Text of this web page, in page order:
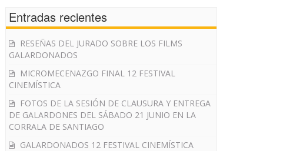
Entradas recientes
RESEÑAS DEL JURADO SOBRE LOS FILMS
GALARDONADOS
MICROMECENAZGO FINAL 12 FESTIVAL
CINEMÍSTICA
FOTOS DE LA SESIÓN DE CLAUSURA Y ENTREGA
DE GALARDONES DEL SÁBADO 21 JUNIO EN LA
CORRALA DE SANTIAGO
GALARDONADOS 12 FESTIVAL CINEMÍSTICA